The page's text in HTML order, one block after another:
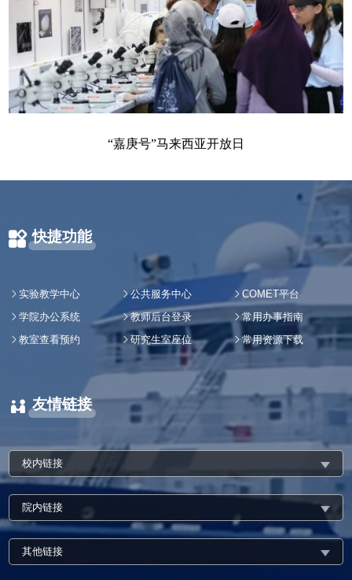
“嘉庚号”马来西亚开放日
快捷功能
实验教学中心 公共服务中心
COMET平台
学院办公系统
教师后台登录
常用办事指南
教室查看预约
研究生室座位 常用资源下载
友情链接
校内链接
院内链接
其他链接